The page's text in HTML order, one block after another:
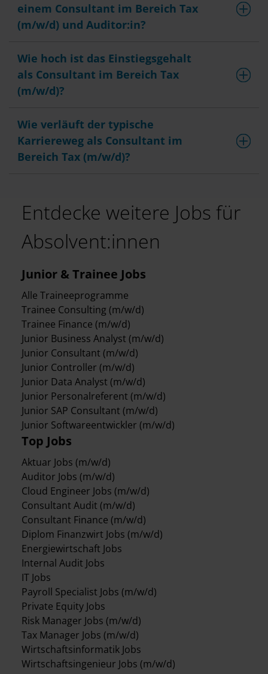
einem Consultant im Bereich Tax
(m/w/d) und Auditor:in?
Wie hoch ist das Einstiegsgehalt
als Consultant im Bereich Tax
(m/w/d)?
Wie verläuft der typische
Karriereweg als Consultant im
Bereich Tax (m/w/d)?
Entdecke weitere Jobs für
Absolvent:innen
Top Jobs
Aktuar Jobs (m/w/d)
Auditor Jobs (m/w/d)
Cloud Engineer Jobs (m/w/d)
Consultant Audit (m/w/d)
Consultant Finance (m/w/d)
Diplom Finanzwirt Jobs (m/w/d)
Energiewirtschaft Jobs
Internal Audit Jobs
IT Jobs
Payroll Specialist Jobs (m/w/d)
Private Equity Jobs
Risk Manager Jobs (m/w/d)
Tax Manager Jobs (m/w/d)
Wirtschaftsinformatik Jobs
Wirtschaftsingenieur Jobs (m/w/d)
Junior & Trainee Jobs
Alle Traineeprogramme
Trainee Consulting (m/w/d)
Trainee Finance (m/w/d)
Junior Business Analyst (m/w/d)
Junior Consultant (m/w/d)
Junior Controller (m/w/d)
Junior Data Analyst (m/w/d)
Junior Personalreferent (m/w/d)
Junior SAP Consultant (m/w/d)
Junior Softwareentwickler (m/w/d)